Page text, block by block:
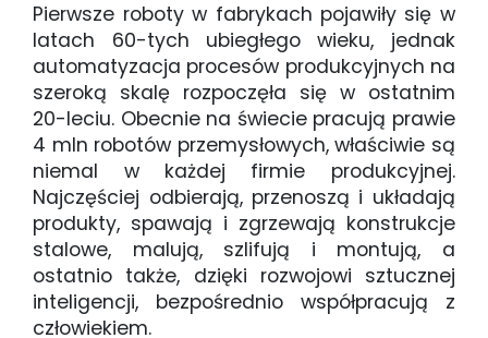
Pierwsze roboty w fabrykach pojawiły się w
latach 60-tych ubiegłego wieku, jednak
automatyzacja procesów produkcyjnych na
szeroką skalę rozpoczęła się w ostatnim
20-leciu. Obecnie na świecie pracują prawie
4 mln robotów przemysłowych, właściwie są
niemal w każdej firmie produkcyjnej.
Najczęściej odbierają, przenoszą i układają
produkty, spawają i zgrzewają konstrukcje
stalowe, malują, szlifują i montują, a
ostatnio także, dzięki rozwojowi sztucznej
inteligencji, bezpośrednio współpracują z
człowiekiem.